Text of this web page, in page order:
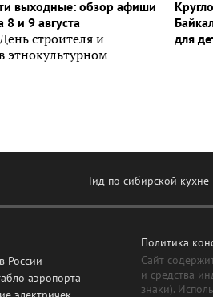
выходные: обзор афиши
8 и 9 августа
строителя и
этнокультурном
для
Гид по сибирской кухне
России
аэропорта
Политика
Сайт
и средства
знаки).